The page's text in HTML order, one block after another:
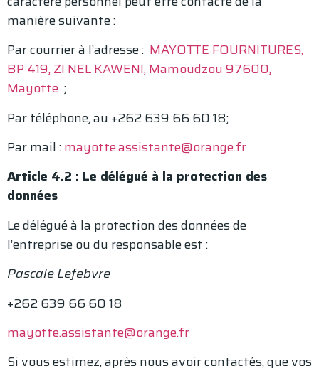
manière suivante :
Par courrier à l’adresse : MAYOTTE FOURNITURES,
BP 419, ZI NEL KAWENI, Mamoudzou 97600,
Mayotte ;
Par téléphone, au +262 639 66 60 18;
Par mail :mayotte.assistante@orange.fr
Article 4.2 : Le délégué à la protection des
données
Le délégué à la protection des données de
l’entreprise ou du responsable est :
Pascale Lefebvre
+262 639 66 60 18
mayotte.assistante@orange.fr
Si vous estimez, après nous avoir contactés, que vos